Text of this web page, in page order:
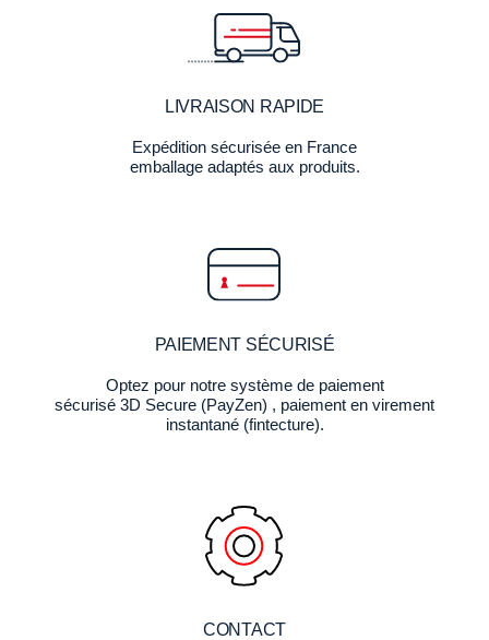
LIVRAISON RAPIDE
Expédition sécurisée en France
emballage adaptés aux produits.
PAIEMENT SÉCURISÉ
Optez pour notre système de paiement
sécurisé 3D Secure (PayZen) , paiement en virement
instantané (fintecture).
CONTACT